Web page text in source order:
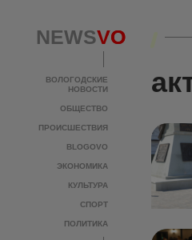
NEWSVO
ВОЛОГОДСКИЕ
НОВОСТИ
ОБЩЕСТВО
ПРОИСШЕСТВИЯ
BLOGOVO
ЭКОНОМИКА
КУЛЬТУРА
СПОРТ
ПОЛИТИКА
NEWSVO
ВОЛОГОДСКИЕ
НОВОСТИ
ОБЩЕСТВО
ПРОИСШЕСТВИЯ
BLOGOVO
ЭКОНОМИКА
КУЛЬТУРА
СПОРТ
ПОЛИТИКА